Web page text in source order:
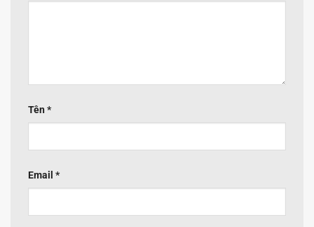
Tên *
Email *